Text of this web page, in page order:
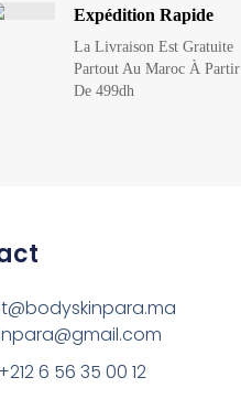
Expédition Rapide
La Livraison Est Gratuite
Partout Au Maroc À Partir
De 499dh
6 56 35 00 12